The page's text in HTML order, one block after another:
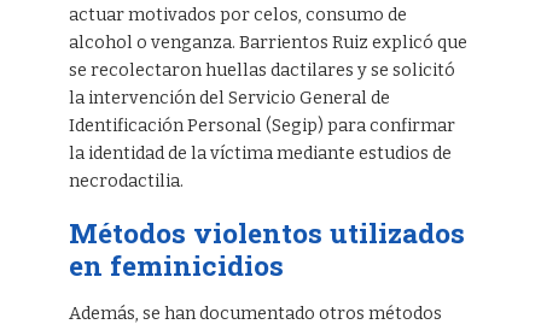
actuar motivados por celos, consumo de
alcohol o venganza. Barrientos Ruiz explicó que
se recolectaron huellas dactilares y se solicitó
la intervención del Servicio General de
Identificación Personal (Segip) para confirmar
la identidad de la víctima mediante estudios de
necrodactilia.
Métodos violentos utilizados
en feminicidios
Además, se han documentado otros métodos